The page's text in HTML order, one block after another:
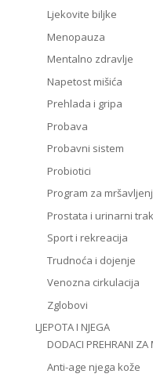
Ljekovite biljke
Menopauza
Mentalno zdravlje
Napetost mišića
Prehlada i gripa
Probava
Probavni sistem
Probiotici
Program za
Prostata i urinarni
Sport i rekreacija
Trudnoća i dojenje
Venozna cirkulacija
Zglobovi
LJEPOTA I NJEGA
DODACI PREHRANI ZA
Anti-age njega kože